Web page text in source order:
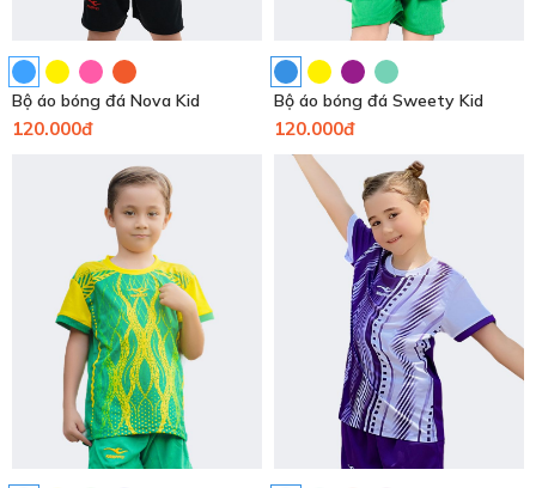
Bộ áo bóng đá Nova Kid
120.000đ
Bộ áo bóng đá Sweety Kid
120.000đ